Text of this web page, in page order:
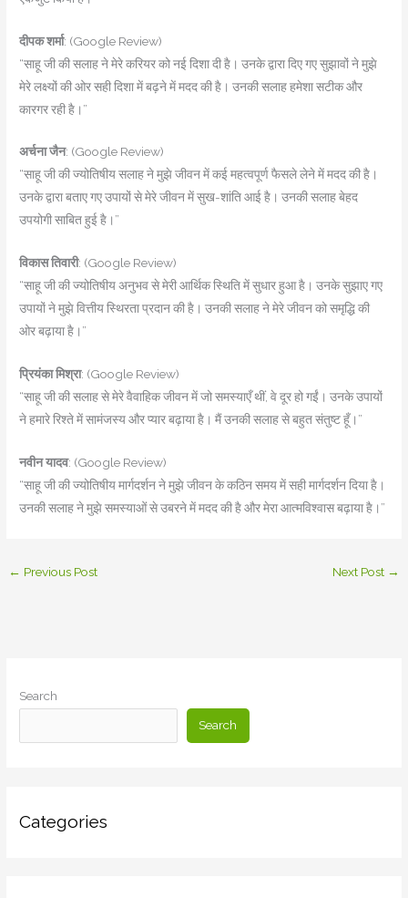
दीपक शर्मा: (Google Review)
“साहू जी की सलाह ने मेरे करियर को नई दिशा दी है। उनके द्वारा दिए गए सुझावों ने मुझे
मेरे लक्ष्यों की ओर सही दिशा में बढ़ने में मदद की है। उनकी सलाह हमेशा सटीक और
कारगर रही है।”
अर्चना जैन: (Google Review)
“साहू जी की ज्योतिषीय सलाह ने मुझे जीवन में कई महत्वपूर्ण फैसले लेने में मदद की है।
उनके द्वारा बताए गए उपायों से मेरे जीवन में सुख-शांति आई है। उनकी सलाह बेहद
उपयोगी साबित हुई है।”
विकास तिवारी: (Google Review)
“साहू जी की ज्योतिषीय अनुभव से मेरी आर्थिक स्थिति में सुधार हुआ है। उनके सुझाए गए
उपायों ने मुझे वित्तीय स्थिरता प्रदान की है। उनकी सलाह ने मेरे जीवन को समृद्धि की
ओर बढ़ाया है।”
प्रियंका मिश्रा: (Google Review)
“साहू जी की सलाह से मेरे वैवाहिक जीवन में जो समस्याएँ थीं, वे दूर हो गईं। उनके उपायों
ने हमारे रिश्ते में सामंजस्य और प्यार बढ़ाया है। मैं उनकी सलाह से बहुत संतुष्ट हूँ।”
नवीन यादव: (Google Review)
“साहू जी की ज्योतिषीय मार्गदर्शन ने मुझे जीवन के कठिन समय में सही मार्गदर्शन दिया है।
उनकी सलाह ने मुझे समस्याओं से उबरने में मदद की है और मेरा आत्मविश्वास बढ़ाया है।”
← Previous Post Next Post →
Search
Search
Categories